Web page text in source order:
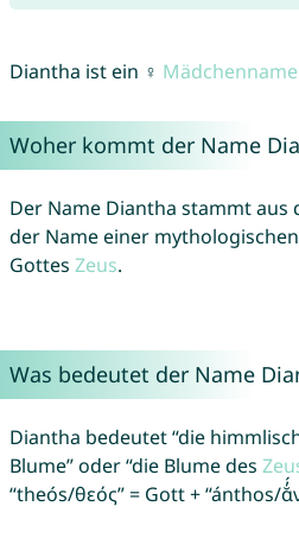
Diantha ist ein ♀ Mädchenname
Woher kommt der Name
Der Name Diantha stammt aus
der Name einer
Gottes Zeus.
Was bedeutet der Name
Diantha bedeutet “die
Blume” oder “die Blume des
“theós/θεός” = Gott + “ánthos/